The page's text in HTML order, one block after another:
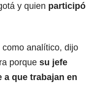
y quien participó
analítico, dijo
porque su jefe
que trabajan en